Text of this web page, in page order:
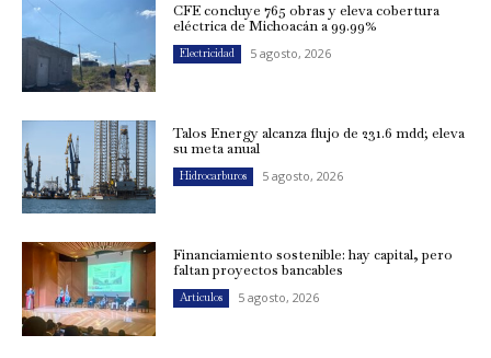
CFE concluye 765 obras y eleva cobertura
eléctrica de Michoacán a 99.99%
Electricidad 5 agosto, 2026
Talos Energy alcanza flujo de 231.6 mdd; eleva
su meta anual
Hidrocarburos 5 agosto, 2026
Financiamiento sostenible: hay capital, pero
faltan proyectos bancables
Artículos 5 agosto, 2026